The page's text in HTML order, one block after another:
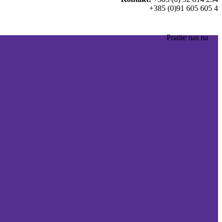
+385 (0)91 605 605 4
Pratite nas na